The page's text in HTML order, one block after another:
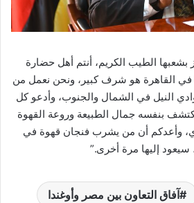
الطيب الكريم، أنتم أهل حضارة
في القاهرة هو شرف كبير، ونحن نعمل من
النيل في الشمال والجنوب، وأدعو كل
بنفسه جمال الطبيعة وروعة القهوة
وأعدكم أن من يشرب فنجان قهوة في
سيعود إليها مرة أخرى.”
آفاق التعاون بين مصر وأوغندا